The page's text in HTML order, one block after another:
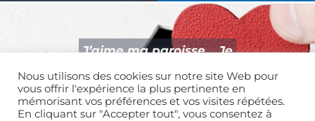
J’aime ma paroisse… Je
donne !
Nous utilisons des cookies sur notre site Web pour
vous offrir l'expérience la plus pertinente en
mémorisant vos préférences et vos visites répétées.
En cliquant sur "Accepter tout", vous consentez à